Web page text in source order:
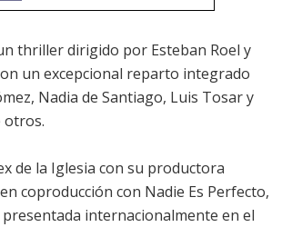
thriller dirigido por Esteban Roel y
un excepcional reparto integrado
Nadia de Santiago, Luis Tosar y
otros.
de la Iglesia con su productora
coproducción con Nadie Es Perfecto,
presentada internacionalmente en el